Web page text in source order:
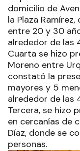
domicilio de
la Plaza
entre 20 y 30
alrededor de las
Cuarta se hizo
Moreno entre
constató la
mayores y 5
alrededor de las
Tercera, se hizo
en cercanías de
Díaz, donde se
personas.